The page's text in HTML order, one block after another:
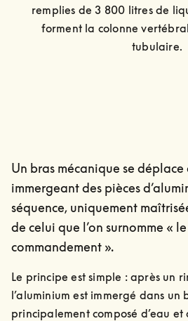
remplies de 3 800 litres de
forment la colonne
tubulaire.
Un bras mécanique se
immergeant des pièces
séquence, uniquement
de celui que l’on surnomme «
commandement ».
Le principe est simple : après un
l’aluminium est immergé dans
principalement composé d’eau et